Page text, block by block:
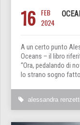
16 FEB
2024
A un certo punto
Oceans – il libro
“Ora, pedalando di
lo strano sogno
alessandra renzetti